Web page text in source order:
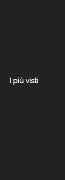
I più visti